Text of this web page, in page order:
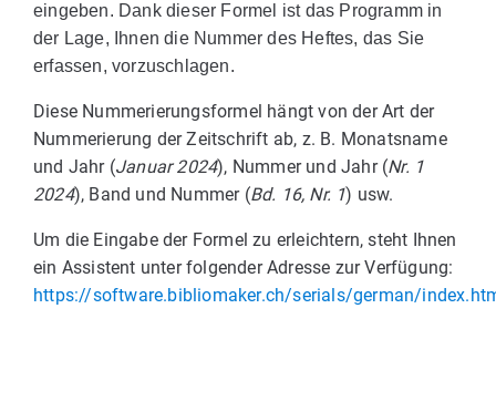
eingeben. Dank dieser Formel ist das Programm in
der Lage, Ihnen die Nummer des Heftes, das Sie
erfassen, vorzuschlagen.
Diese Nummerierungsformel hängt von der Art der
Nummerierung der Zeitschrift ab, z. B. Monatsname
und Jahr (Januar 2024), Nummer und Jahr (Nr. 1
2024), Band und Nummer (Bd. 16, Nr. 1) usw.
Um die Eingabe der Formel zu erleichtern, steht Ihnen
ein Assistent unter folgender Adresse zur Verfügung:
https://software.bibliomaker.ch/serials/german/